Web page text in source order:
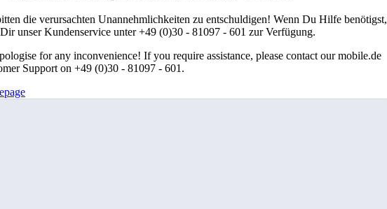
die verursachten Unannehmlichkeiten zu entschuldigen! Wenn Du Hilfe benötigst,
unser Kundenservice unter +49 (0)30 - 81097 - 601 zur Verfügung.
for any inconvenience! If you require assistance, please contact our mobile.de
Support on +49 (0)30 - 81097 - 601.